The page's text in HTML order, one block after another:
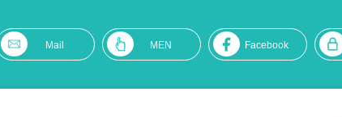
Mail MEN Facebook